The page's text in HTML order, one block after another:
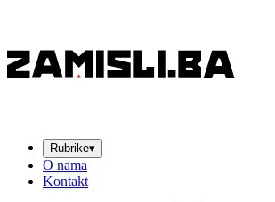
Rubrike▾
O nama
Kontakt